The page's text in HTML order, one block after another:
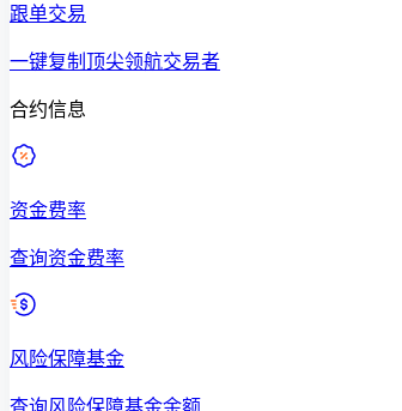
跟单交易
一键复制顶尖领航交易者
合约信息
资金费率
查询资金费率
风险保障基金
查询风险保障基金余额